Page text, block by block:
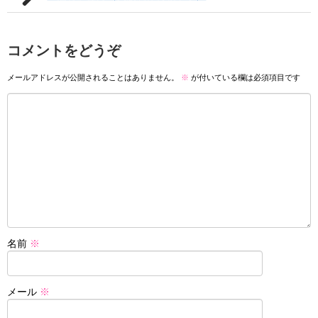
コメントをどうぞ
メールアドレスが公開されることはありません。 ※ が付いている欄は必須項目です
名前 ※
メール ※